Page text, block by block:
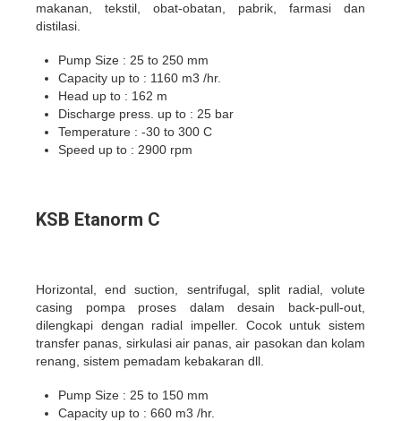
makanan, tekstil, obat-obatan, pabrik, farmasi dan
distilasi.
Pump Size : 25 to 250 mm
Capacity up to : 1160 m3 /hr.
Head up to : 162 m
Discharge press. up to : 25 bar
Temperature : -30 to 300 C
Speed up to : 2900 rpm
KSB Etanorm C
Horizontal, end suction, sentrifugal, split radial, volute
casing pompa proses dalam desain back-pull-out,
dilengkapi dengan radial impeller. Cocok untuk sistem
transfer panas, sirkulasi air panas, air pasokan dan kolam
renang, sistem pemadam kebakaran dll.
Pump Size : 25 to 150 mm
Capacity up to : 660 m3 /hr.